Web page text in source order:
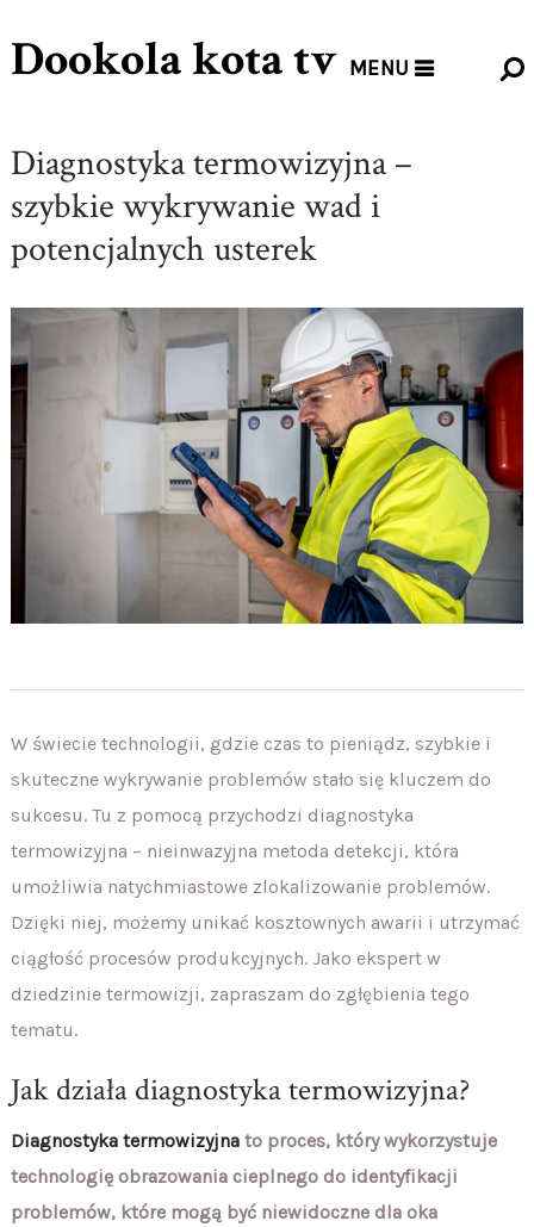
Dookola kota tv MENU
Diagnostyka termowizyjna –
szybkie wykrywanie wad i
potencjalnych usterek
W świecie technologii, gdzie czas to pieniądz, szybkie i
skuteczne wykrywanie problemów stało się kluczem do
sukcesu. Tu z pomocą przychodzi diagnostyka
termowizyjna – nieinwazyjna metoda detekcji, która
umożliwia natychmiastowe zlokalizowanie problemów.
Dzięki niej, możemy unikać kosztownych awarii i utrzymać
ciągłość procesów produkcyjnych. Jako ekspert w
dziedzinie termowizji, zapraszam do zgłębienia tego
tematu.
Jak działa diagnostyka termowizyjna?
Diagnostyka termowizyjnato proces, który wykorzystuje
technologię obrazowania cieplnego do identyfikacji
problemów, które mogą być niewidoczne dla oka